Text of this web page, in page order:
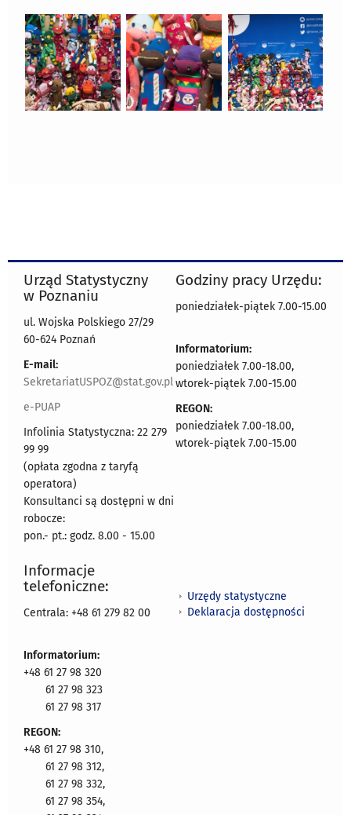
Urząd Statystyczny
w Poznaniu
ul. Wojska Polskiego 27/29
60-624 Poznań
E-mail:
SekretariatUSPOZ@stat.gov.pl
e-PUAP
Infolinia Statystyczna: 22 279
99 99
(opłata zgodna z taryfą
operatora)
Konsultanci są dostępni w dni
robocze:
pon.- pt.: godz. 8.00 - 15.00
Godziny pracy Urzędu:
poniedziałek-piątek 7.00-15.00
Informatorium:
poniedziałek 7.00-18.00,
wtorek-piątek 7.00-15.00
REGON:
poniedziałek 7.00-18.00,
wtorek-piątek 7.00-15.00
Informacje
telefoniczne:
Centrala: +48 61 279 82 00
Informatorium:
+48 61 27 98 320
61 27 98 323
61 27 98 317
REGON:
+48 61 27 98 310,
61 27 98 312,
61 27 98 332,
61 27 98 354,
Urzędy statystyczne
Deklaracja dostępności